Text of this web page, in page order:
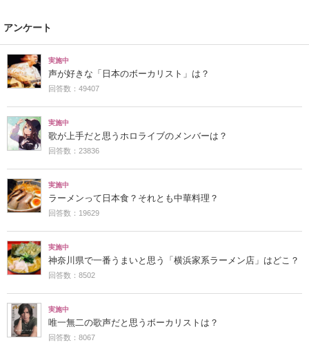
アンケート
実施中
声が好きな「日本のボーカリスト」は？
回答数：49407
実施中
歌が上手だと思うホロライブのメンバーは？
回答数：23836
実施中
ラーメンって日本食？それとも中華料理？
回答数：19629
実施中
神奈川県で一番うまいと思う「横浜家系ラーメン店」はどこ？
回答数：8502
実施中
唯一無二の歌声だと思うボーカリストは？
回答数：8067